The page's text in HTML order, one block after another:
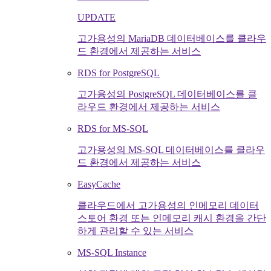
UPDATE
고가용성의 MariaDB 데이터베이스를 클라우
드 환경에서 제공하는 서비스
RDS for PostgreSQL
고가용성의 PostgreSQL 데이터베이스를 클
라우드 환경에서 제공하는 서비스
RDS for MS-SQL
고가용성의 MS-SQL 데이터베이스를 클라우
드 환경에서 제공하는 서비스
EasyCache
클라우드에서 고가용성의 인메모리 데이터
스토어 환경 또는 인메모리 캐시 환경을 간단
하게 관리할 수 있는 서비스
MS-SQL Instance